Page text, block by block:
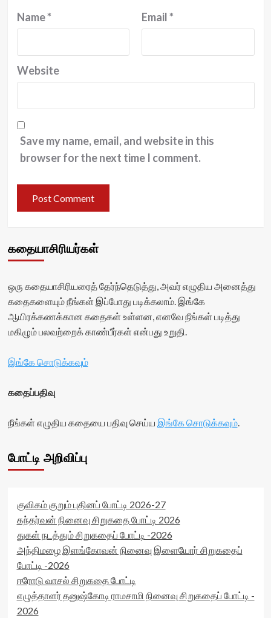
Name* Email*
Website
Save my name, email, and website in this
browser for the next time I comment.
கதையாசிரியர்கள்
ஒரு கதையாசிரியரைத் தேர்ந்தெடுத்து, அவர் எழுதிய அனைத்து
கதைகளையும் நீங்கள் இப்போது படிக்கலாம். இங்கே
ஆயிரக்கணக்கான கதைகள் உள்ளன, எனவே நீங்கள் படித்து
மகிழும் பலவற்றைக் காண்பீர்கள் என்பது உறுதி.
இங்கே சொடுக்கவும்
கதைப்பதிவு
நீங்கள் எழுதிய கதையை பதிவு செய்ய இங்கே சொடுக்கவும்.
போட்டி அறிவிப்பு
குவிகம் குறும் புதினப் போட்டி 2026-27
கந்தர்வன் நினைவு சிறுகதை போட்டி 2026
துகள் நடத்தும் சிறுகதைப் போட்டி -2026
அந்திமழை இளங்கோவன் நினைவு இளையோர் சிறுகதைப்
போட்டி -2026
ஈரோடு வாசல் சிறுகதை போட்டி
எழுத்தாளர் தனுஷ்கோடி ராமசாமி நினைவு சிறுகதைப் போட்டி -
2026